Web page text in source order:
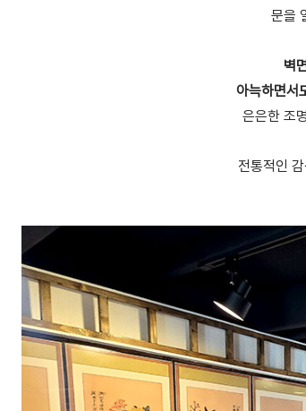
문을
벽
아늑하면서
은은한 조
전통적인